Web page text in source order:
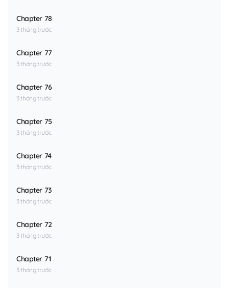
Chapter 78
3 tháng trước
Chapter 77
3 tháng trước
Chapter 76
3 tháng trước
Chapter 75
3 tháng trước
Chapter 74
3 tháng trước
Chapter 73
3 tháng trước
Chapter 72
3 tháng trước
Chapter 71
3 tháng trước